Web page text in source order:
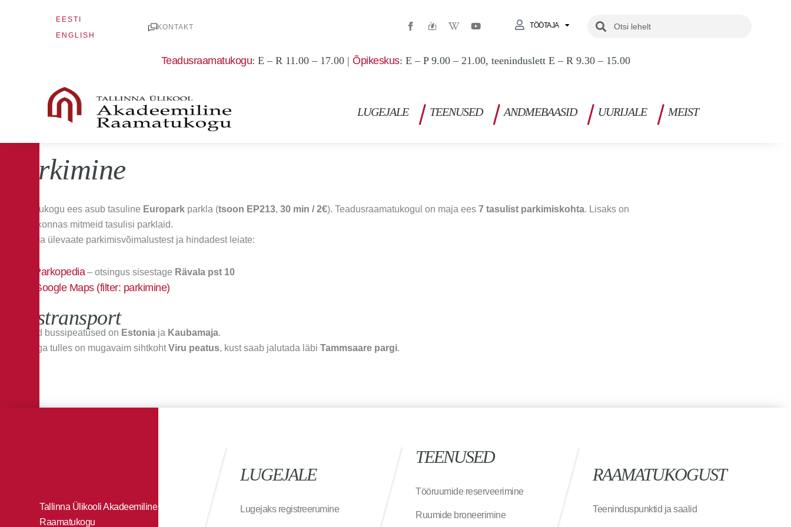
EESTI
ENGLISH
KONTAKT
W
i
e
w
Y
o
u
b
TÖÖTAJA SearchSearch
Teadusraamatukogu: E – R 11.00 – 17.00 | Õpikeskus: E – P 9.00 – 21.00, teeninduslett E – R 9.30 – 15.00
LUGEJALE TEENUSED ANDMEBAASID UURIJALE MEIST
Parkimine
Raamatukogu ees asub tasuline Europark parkla (tsoon EP213, 30 min / 2€). Teadusraamatukogul on maja ees 7 tasulist parkimiskohta. Lisaks on
ümbruskonnas mitmeid tasulisi parklaid.
Täpsema ülevaate parkimisvõimalustest ja hindadest leiate:
Parkopedia – otsingus sisestage Rävala pst 10
Google Maps (filter: parkimine)
Ühistransport
Lähimad bussipeatused on Estonia ja Kaubamaja.
Trammiga tulles on mugavaim sihtkohtViru peatus, kust saab jalutada läbi Tammsaare pargi.
Tallinna Ülikooli Akadeemiline
Raamatukogu
LUGEJALE
Lugejaks registreerumine
TEENUSED
Tööruumide reserveerimine
Ruumide broneerimine
RAAMATUKOGUST
Teeninduspunktid ja saalid